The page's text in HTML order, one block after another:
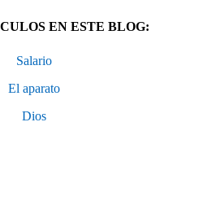
EN ESTE BLOG:
Salario
El aparato
Dios